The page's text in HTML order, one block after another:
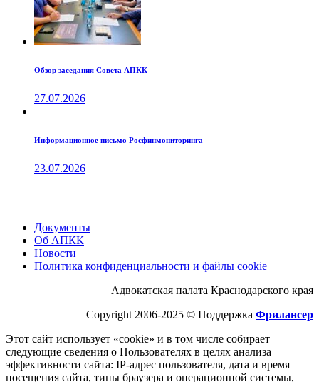
Обзор заседания Совета АПКК
27.07.2026
Информационное письмо Росфинмониторинга
23.07.2026
Документы
Об АПКК
Новости
Политика конфиденциальности и файлы cookie
Адвокатская палата Краснодарского края
Copyright 2006-2025 © Поддержка Фрилансер
Этот cайт использует «cookie» и в том числе собирает
следующие сведения о Пользователях в целях анализа
эффективности cайта: IP-адрес пользователя, дата и время
посещения cайта, типы браузера и операционной системы,